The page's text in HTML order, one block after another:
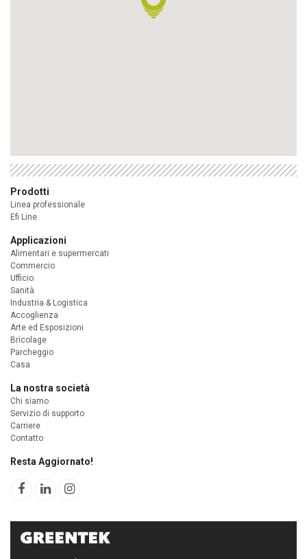
Prodotti
Linea professionale
Efi Line
Applicazioni
Alimentari e supermercati
Commercio
Ufficio
Sanità
Industria & Logistica
Accoglienza
Arte ed Esposizioni
Bricolage
Parcheggio
Casa
La nostra società
Chi siamo
Servizio di supporto
Carriere
Contatto
Resta Aggiornato!